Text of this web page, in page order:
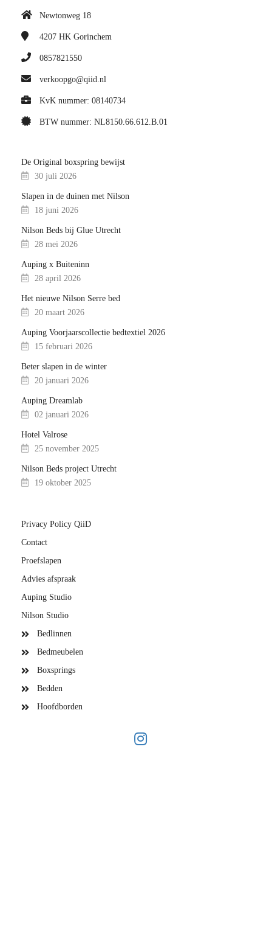
Newtonweg 18
4207 HK Gorinchem
0857821550
verkoopgo@qiid.nl
KvK nummer: 08140734
BTW nummer: NL8150.66.612.B.01
De Original boxspring bewijst
30 juli 2026
Slapen in de duinen met Nilson
18 juni 2026
Nilson Beds bij Glue Utrecht
28 mei 2026
Auping x Buiteninn
28 april 2026
Het nieuwe Nilson Serre bed
20 maart 2026
Auping Voorjaarscollectie bedtextiel 2026
15 februari 2026
Beter slapen in de winter
20 januari 2026
Auping Dreamlab
02 januari 2026
Hotel Valrose
25 november 2025
Nilson Beds project Utrecht
19 oktober 2025
Privacy Policy QiiD
Contact
Proefslapen
Advies afspraak
Auping Studio
Nilson Studio
Bedlinnen
Bedmeubelen
Boxsprings
Bedden
Hoofdborden